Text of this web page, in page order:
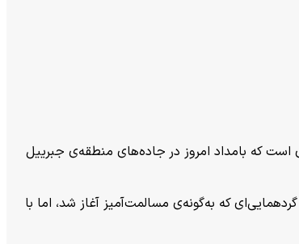
که بامداد امروز در جاده‌های منطقه‌ی جبرییل
که به‌گونه‌ی مسالمت‌آمیز آغاز شد، اما با